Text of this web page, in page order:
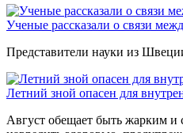
Ученые рассказали о связи
Представители науки из
Летний зной опасен для
Август обещает быть жарким и